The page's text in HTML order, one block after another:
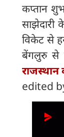
कप्तान
साझेदारी
विकेट से
बेंगलुरु से
राजस्थान
edited